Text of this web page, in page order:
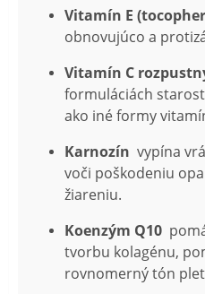
Vitamín E
obnovujúco a
Vitamín C
formuláciách
ako iné formy
Karnozín vypína
voči poškodeniu
žiareniu.
Koenzým Q10
tvorbu kolagénu,
rovnomerný tón